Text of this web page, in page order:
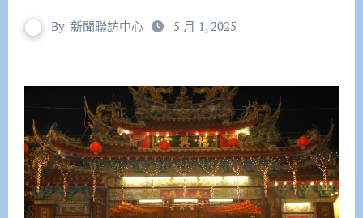
By 新聞聯訪中心 5 月 1, 2025